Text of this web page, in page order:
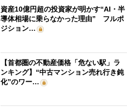
資産10億円超の投資家が明かす“AI・半
導体相場に乗らなかった理由” フルポ
ジション…
【首都圏の不動産価格「危ない駅」ラ
ンキング】“中古マンション売れ行き鈍
化”のワー…